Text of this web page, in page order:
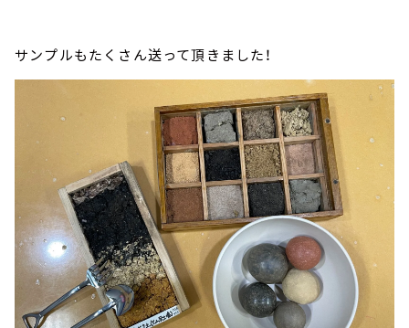
サンプルもたくさん送って頂きました！